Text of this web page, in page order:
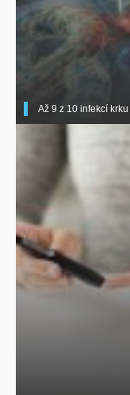
Až 9 z 10 infekcí